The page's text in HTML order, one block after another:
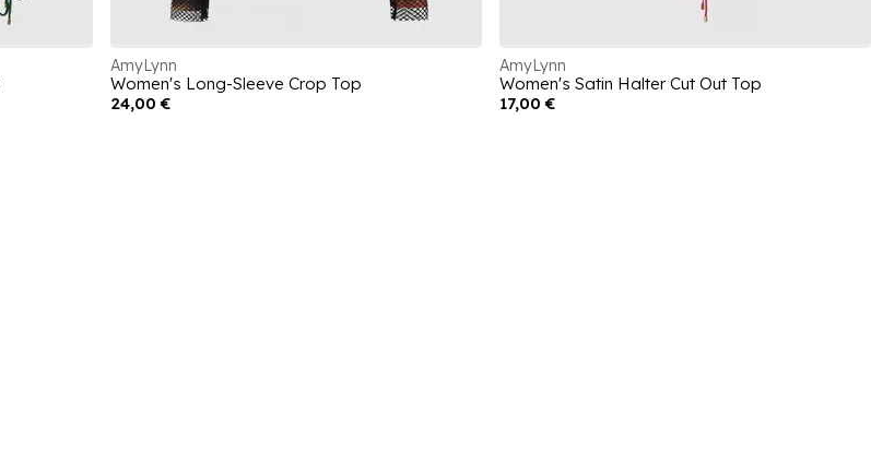
AmyLynn
Women's Long-Sleeve Crop Top
24,00 €
AmyLynn
Women's Satin Halter Cut Out Top
17,00 €